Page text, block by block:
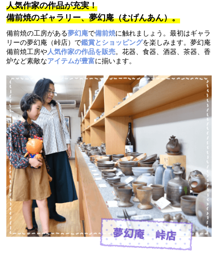
人気作家の作品が充実！
備前焼のギャラリー、夢幻庵（むげんあん）。
備前焼の工房がある夢幻庵で備前焼に触れましょう。最初はギャラ
リーの夢幻庵（峠店）で鑑賞とショッピングを楽しみます。夢幻庵
備前焼工房や人気作家の作品を販売。花器、食器、酒器、茶器、香
炉など素敵なアイテムが豊富に揃います。